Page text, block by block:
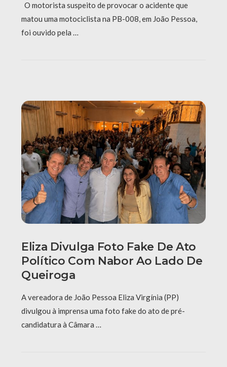
O motorista suspeito de provocar o acidente que
matou uma motociclista na PB-008, em João Pessoa,
foi ouvido pela …
Eliza Divulga Foto Fake De Ato
Político Com Nabor Ao Lado De
Queiroga
A vereadora de João Pessoa Eliza Virgínia (PP)
divulgou à imprensa uma foto fake do ato de pré-
candidatura à Câmara …